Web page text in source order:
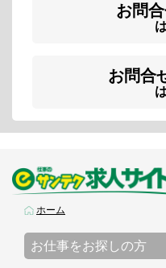
お問
お問合
ホーム
お仕事をお探しの方